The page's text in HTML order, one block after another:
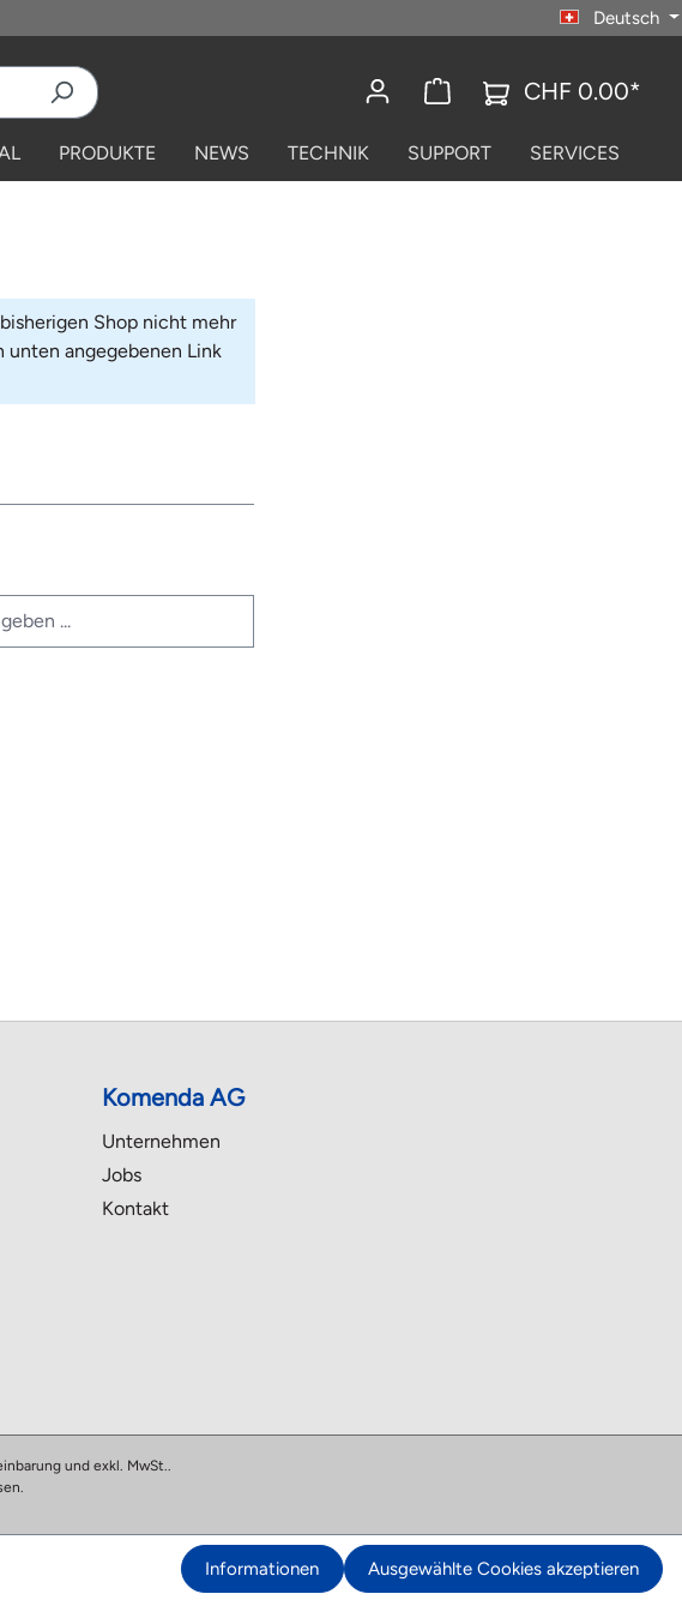
Deutsch
CHF 0.00*
PRODUKTE NEWS TECHNIK SUPPORT SERVICES
Shop nicht mehr
unten angegebenen Link
Komenda AG
Unternehmen
Jobs
Kontakt
und exkl. MwSt..
Informationen Ausgewählte Cookies akzeptieren